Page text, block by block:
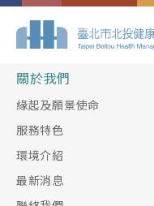
Index.php
關於我們
緣起及願景使命
服務特色
環境介紹
最新消息